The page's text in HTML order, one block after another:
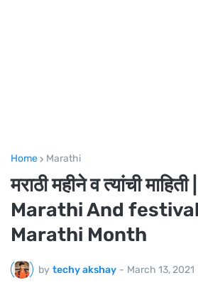
Home Marathi
मराठी महीने व त्यांची
Marathi And
Marathi Month
by techy akshay - March 13, 2021